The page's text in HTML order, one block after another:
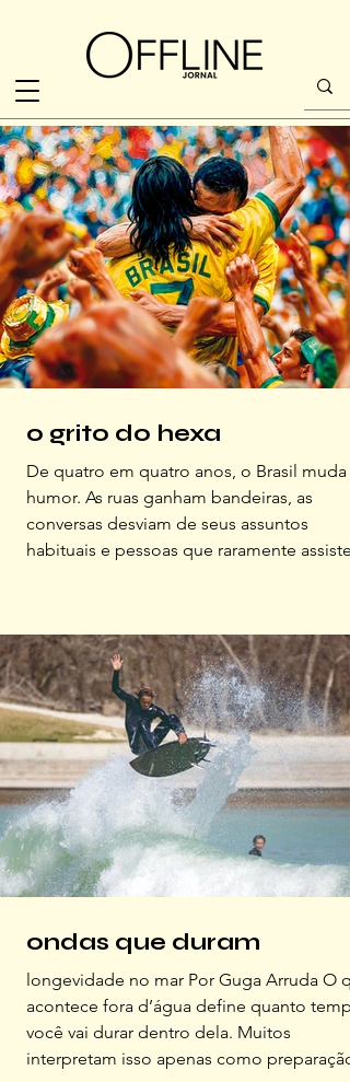
o grito do hexa
De quatro em quatro anos, o Brasil muda
humor. As ruas ganham bandeiras, as
conversas desviam de seus assuntos
habituais e pessoas que raramente
poder raro de atravessar bolhas e ocupar
espaço que parece cada vez mais
do sentimento coletivo. Fonte: Huan
Vivemos uma época em que quase tudo
separa, sejam opiniões política
ondas que duram
longevidade no mar Por Guga Arruda O
acontece fora d’água define quanto
você vai durar dentro dela. Muitos
interpretam isso apenas como preparação